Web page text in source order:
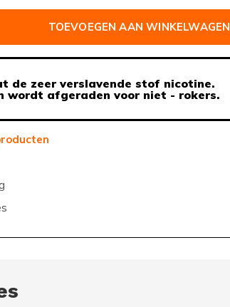
TOEVOEGEN AAN WINKELWAGEN
de zeer verslavende stof nicotine.
wordt afgeraden voor niet - rokers.